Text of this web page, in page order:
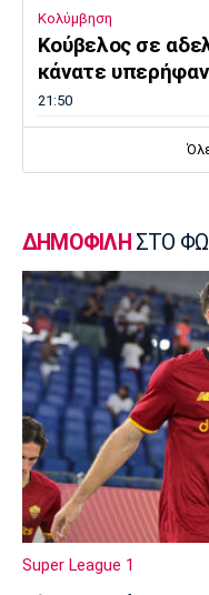
Κολύμβηση
Κούβελος σε
κάνατε
21:50
Ο Ζορζίνιο στον
Ουρουγουάη: Ο
εθνικής
21:20
Ποδόσφαιρο - Διεθνή
PSV Αϊντχόφεν:
21:05
Conference League
Παναθηναϊκός:
για τη ρεβάνς
20:50
Ποδόσφαιρο - Διεθνή
Η UEFA εμμένει
ΔΗΜΟΦΙΛΗ ΣΤΟ
Super League 1